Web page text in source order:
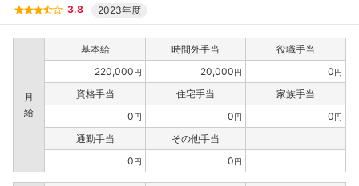
3.8
2023年度
月
給
基本給 時間外手当
役職手当
220,000円 20,000円 0円
資格手当 住宅手当
家族手当
0円 0円 0円
通勤手当
その他手当
0円 0円